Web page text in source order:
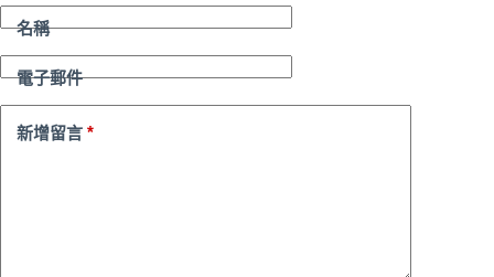
名稱
電子郵件
新增留言 *